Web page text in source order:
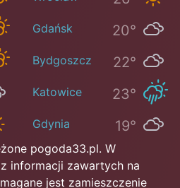
Gdańsk 20°
Bydgoszcz 22°
Katowice 23°
Gdynia 19°
pogoda33.pl. W
informacji zawartych na
jest zamieszczenie